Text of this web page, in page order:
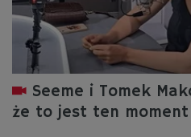
Seeme i Tomek
że to jest ten moment